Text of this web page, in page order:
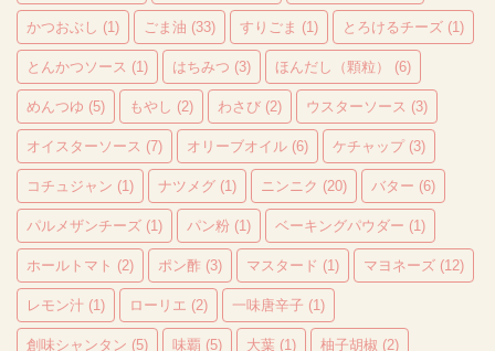
かつおぶし (1) ごま油 (33) すりごま (1) とろけるチーズ (1)
とんかつソース (1) はちみつ (3) ほんだし（顆粒） (6)
めんつゆ (5) もやし (2) わさび (2) ウスターソース (3)
オイスターソース (7) オリーブオイル (6) ケチャップ(3)
コチュジャン (1) ナツメグ (1) ニンニク (20) バター (6)
パルメザンチーズ (1) パン粉 (1) ベーキングパウダー (1)
ホールトマト (2) ポン酢 (3) マスタード (1) マヨネーズ (12)
レモン汁 (1) ローリエ (2) 一味唐辛子 (1)
創味シャンタン (5) 味覇 (5) 大葉 (1) 柚子胡椒 (2)